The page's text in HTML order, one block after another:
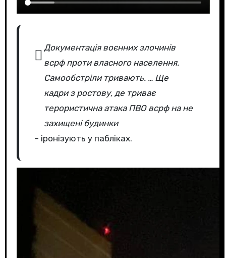
Документація воєнних злочинів
всрф проти власного населення.
Самообстріли тривають. … Ще
кадри з ростову, де триває
терористична атака ПВО всрф на не
захищені будинки
– іронізують у пабліках.